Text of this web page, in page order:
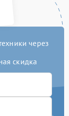
через
скидка